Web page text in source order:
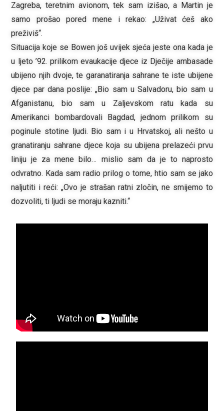
Zagreba, teretnim avionom, tek sam izišao, a Martin je
samo prošao pored mene i rekao: „Uživat ćeš ako
preživiš“.
Situacija koje se Bowen još uvijek sjeća jeste ona kada je
u ljeto ’92. prilikom evaukacije djece iz Dječije ambasade
ubijeno njih dvoje, te garanatiranja sahrane te iste ubijene
djece par dana poslije: „Bio sam u Salvadoru, bio sam u
Afganistanu, bio sam u Zaljevskom ratu kada su
Amerikanci bombardovali Bagdad, jednom prilikom su
poginule stotine ljudi. Bio sam i u Hrvatskoj, ali nešto u
granatiranju sahrane djece koja su ubijena prelazeći prvu
liniju je za mene bilo… mislio sam da je to naprosto
odvratno. Kada sam radio prilog o tome, htio sam se jako
naljutiti i reći: „Ovo je strašan ratni zločin, ne smijemo to
dozvoliti, ti ljudi se moraju kazniti.“